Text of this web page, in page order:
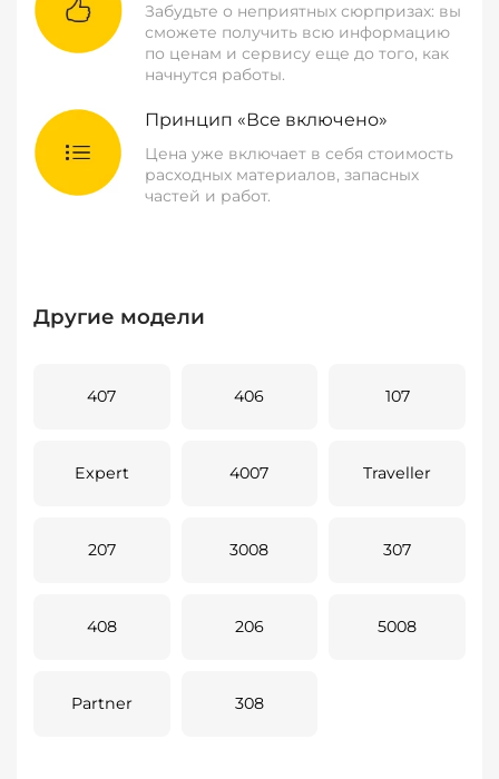
Забудьте о неприятных сюрпризах: вы
сможете получить всю информацию
по ценам и сервису еще до того, как
начнутся работы.
Принцип «Все включено»
Цена уже включает в себя стоимость
расходных материалов, запасных
частей и работ.
Другие модели
407 406 107
Expert 4007 Traveller
207 3008 307
408 206 5008
Partner 308